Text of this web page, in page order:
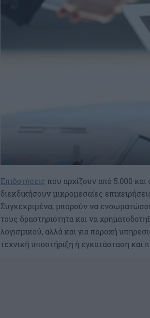
Επιδοτήσεις που αρχίζουν από 5.000
διεκδικήσουν μικρομεσαίες
Συγκεκριμένα, μπορούν να
τους δραστηριότητα και να
λογισμικού, αλλά και για παροχή
τεχνική υποστήριξη ή εγκατάσταση